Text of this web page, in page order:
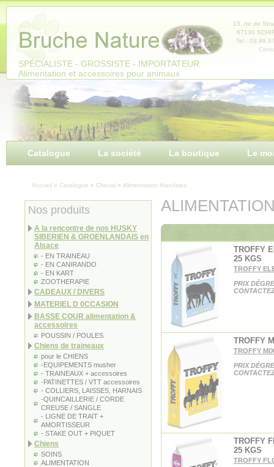
SPÉCIALISTE - GROSSISTE - IMPORTATEUR
Alimentation et accessoires pour animaux
13, rte de
67130
Tel :
Catalogue La société La boutique Le
Accueil » Catalogue » Cheval » Alimentation friandises
Nos produits
A la rencontre de nos HUSKY
SIBERIEN & GROENLANDAIS en
Alsace
- EN TRAINEAU
- EN CANIRANDO
- EN KART
ZOOTHERAPIE
CADEAUX / DIVERS
MATERIEL D 0CCASION
BASSE COUR alimentation &
accessoires
POUSSIN / POULES
Chiens de traineaux
pour le CHIENS
-EQUIPEMENTS musher
- TRAINEAUX + accessoires
-PATINETTES / VTT accessoires
- COLLIERS, LAISSES, HARNAIS
-QUINCAILLERIE / CORDE
CREUSE / SANGLE
- LIGNE DE TRAIT +
AMORTISSEUR
- STAKE OUT + PIQUET
Chiens
SOINS
ALIMENTATION
TROFFY
25 KGS
TROFFY
PRIX
TROFFY
TROFFY
PRIX
TROFFY
25 KGS
TROFFY
Panneau de gestion des cookies